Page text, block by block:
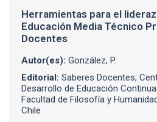
Herramientas para el
Educación Media Técnico
Docentes
Autor(es): González, P.
Editorial: Saberes Docentes,
Desarrollo de Educación
Facultad de Filosofía y
Chile